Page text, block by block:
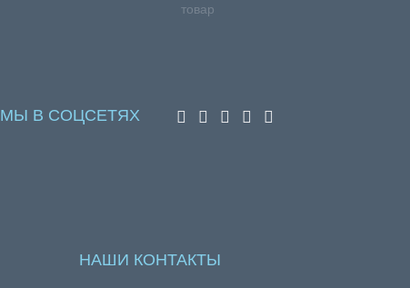
товар
МЫ В СОЦСЕТЯХ
НАШИ КОНТАКТЫ